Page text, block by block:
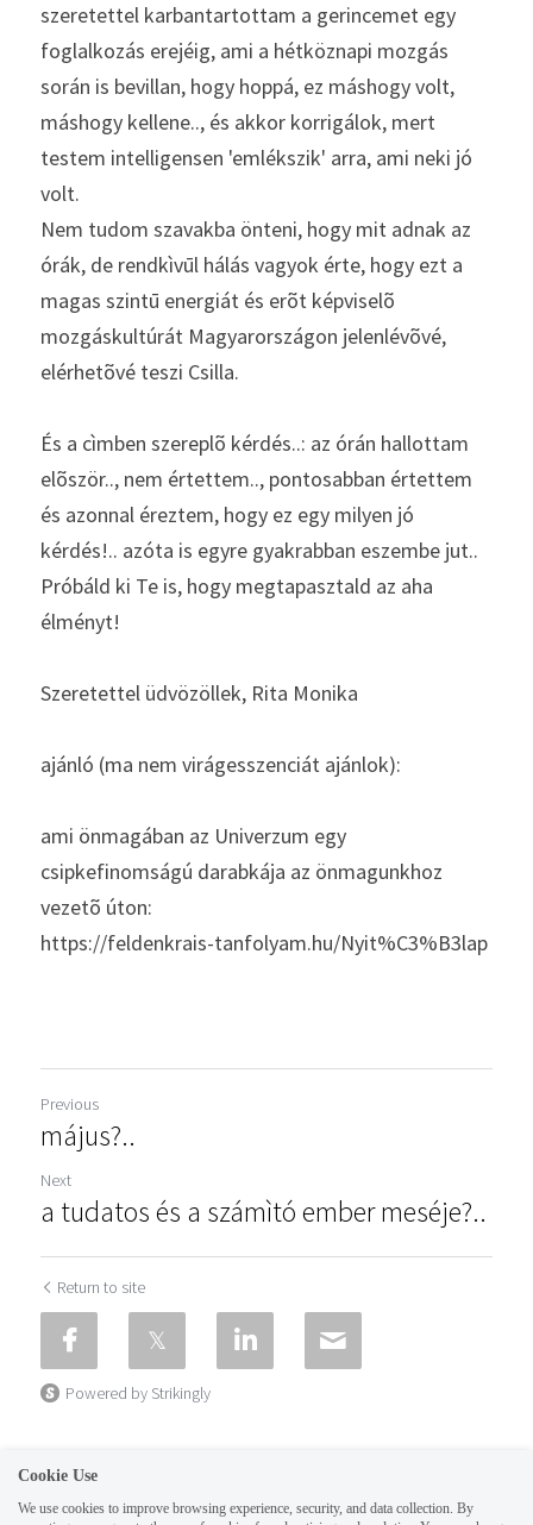
szeretettel karbantartottam a gerincemet egy
foglalkozás erejéig, ami a hétköznapi mozgás
során is bevillan, hogy hoppá, ez máshogy volt,
máshogy kellene.., és akkor korrigálok, mert
testem intelligensen 'emlékszik' arra, ami neki jó
volt.
Nem tudom szavakba önteni, hogy mit adnak az
órák, de rendkìvūl hálás vagyok érte, hogy ezt a
magas szintū energiát és erõt képviselõ
mozgáskultúrát Magyarországon jelenlévõvé,
elérhetõvé teszi Csilla.
És a cìmben szereplõ kérdés..: az órán hallottam
elõször.., nem értettem.., pontosabban értettem
és azonnal éreztem, hogy ez egy milyen jó
kérdés!.. azóta is egyre gyakrabban eszembe jut..
Próbáld ki Te is, hogy megtapasztald az aha
élményt!
Szeretettel üdvözöllek, Rita Monika
ajánló (ma nem virágesszenciát ajánlok):
ami önmagában az Univerzum egy
csipkefinomságú darabkája az önmagunkhoz
vezetõ úton:
https://feldenkrais-tanfolyam.hu/Nyit%C3%B3lap
Previous
május?..
Next
a tudatos és a számìtó ember meséje?..
Return to site
Powered by Strikingly
Cookie Use
We use cookies to improve browsing experience, security, and data collection. By